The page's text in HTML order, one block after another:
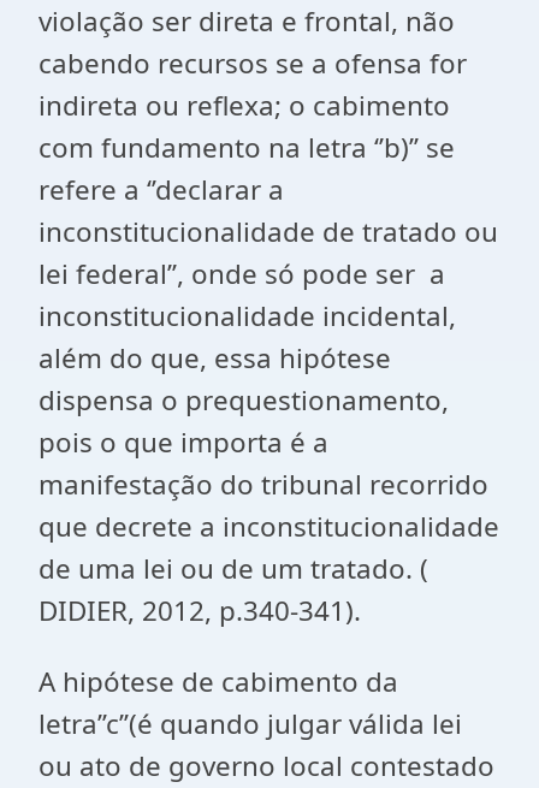
violação ser direta e frontal, não
cabendo recursos se a ofensa for
indireta ou reflexa; o cabimento
com fundamento na letra ‘’b)’’ se
refere a ‘’declarar a
inconstitucionalidade de tratado ou
lei federal’’, onde só pode ser a
inconstitucionalidade incidental,
além do que, essa hipótese
dispensa o prequestionamento,
pois o que importa é a
manifestação do tribunal recorrido
que decrete a inconstitucionalidade
de uma lei ou de um tratado. (
DIDIER, 2012, p.340-341).
A hipótese de cabimento da
letra’’c’’(é quando julgar válida lei
ou ato de governo local contestado